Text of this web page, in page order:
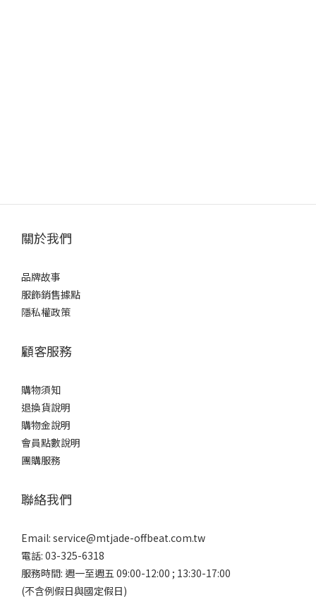
關於我們
品牌故事
服飾銷售據點
隱私權政策
顧客服務
購物須知
退換貨說明
購物金說明
會員點數說明
團購服務
聯絡我們
Email: service@mtjade-offbeat.com.tw
電話: 03-325-6318
服務時間: 週一至週五 09:00-12:00 ; 13:30-17:00
(不含例假日與國定假日)